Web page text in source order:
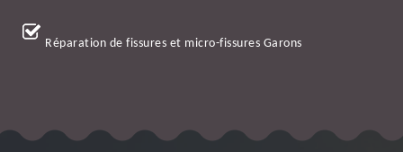
Réparation de fissures et micro-fissures Garons